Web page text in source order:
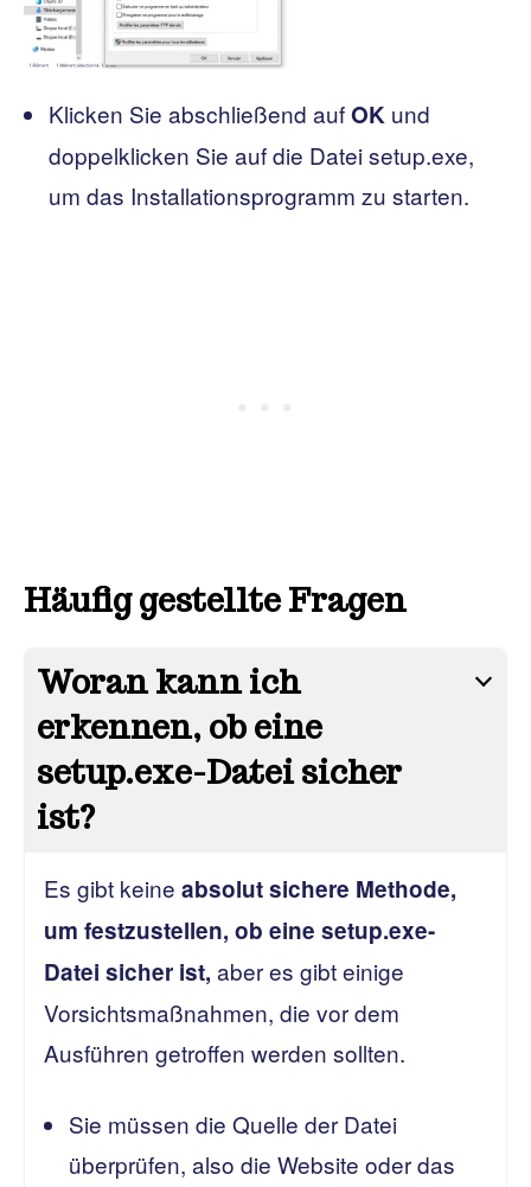
Klicken Sie abschließend aufOK und
doppelklicken Sie auf die Datei setup.exe,
um das Installationsprogramm zu starten.
Häufig gestellte Fragen
Woran kann ich
erkennen, ob eine
setup.exe-Datei sicher
ist?
Es gibt keineabsolut sichere Methode,
um festzustellen, ob eine setup.exe-
Datei sicher ist, aber es gibt einige
Vorsichtsmaßnahmen, die vor dem
Ausführen getroffen werden sollten.
Sie müssen die Quelle der Datei
überprüfen, also die Website oder das